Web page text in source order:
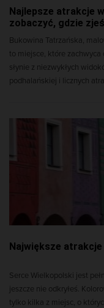
Najlepsze atrakcje
zobaczyć, gdzie
Bukowina Tatrzańska,
to miejsce, które
słynie z niezwykłych
podhalańskiej i licznych
Największe
Serce Wielkopolski jest
jeszcze nie odkryłeś.
tylko kilka z miejsc, o